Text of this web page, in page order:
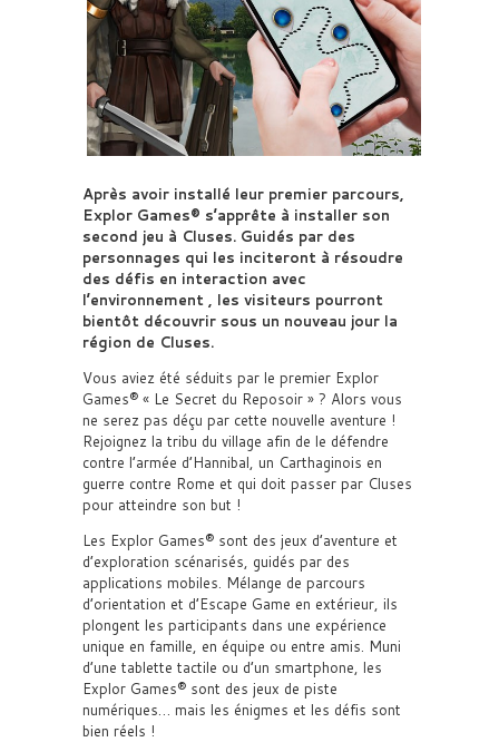
Après avoir installé leur premier parcours,
Explor Games® s’apprête à installer son
second jeu à Cluses. Guidés par des
personnages qui les inciteront à résoudre
des défis en interaction avec
l’environnement , les visiteurs pourront
bientôt découvrir sous un nouveau jour la
région de Cluses.
Vous aviez été séduits par le premier Explor
Games® « Le Secret du Reposoir » ? Alors vous
ne serez pas déçu par cette nouvelle aventure !
Rejoignez la tribu du village afin de le défendre
contre l’armée d’Hannibal, un Carthaginois en
guerre contre Rome et qui doit passer par Cluses
pour atteindre son but !
Les Explor Games® sont des jeux d’aventure et
d’exploration scénarisés, guidés par des
applications mobiles. Mélange de parcours
d’orientation et d’Escape Game en extérieur, ils
plongent les participants dans une expérience
unique en famille, en équipe ou entre amis. Muni
d’une tablette tactile ou d’un smartphone, les
Explor Games® sont des jeux de piste
numériques… mais les énigmes et les défis sont
bien réels !